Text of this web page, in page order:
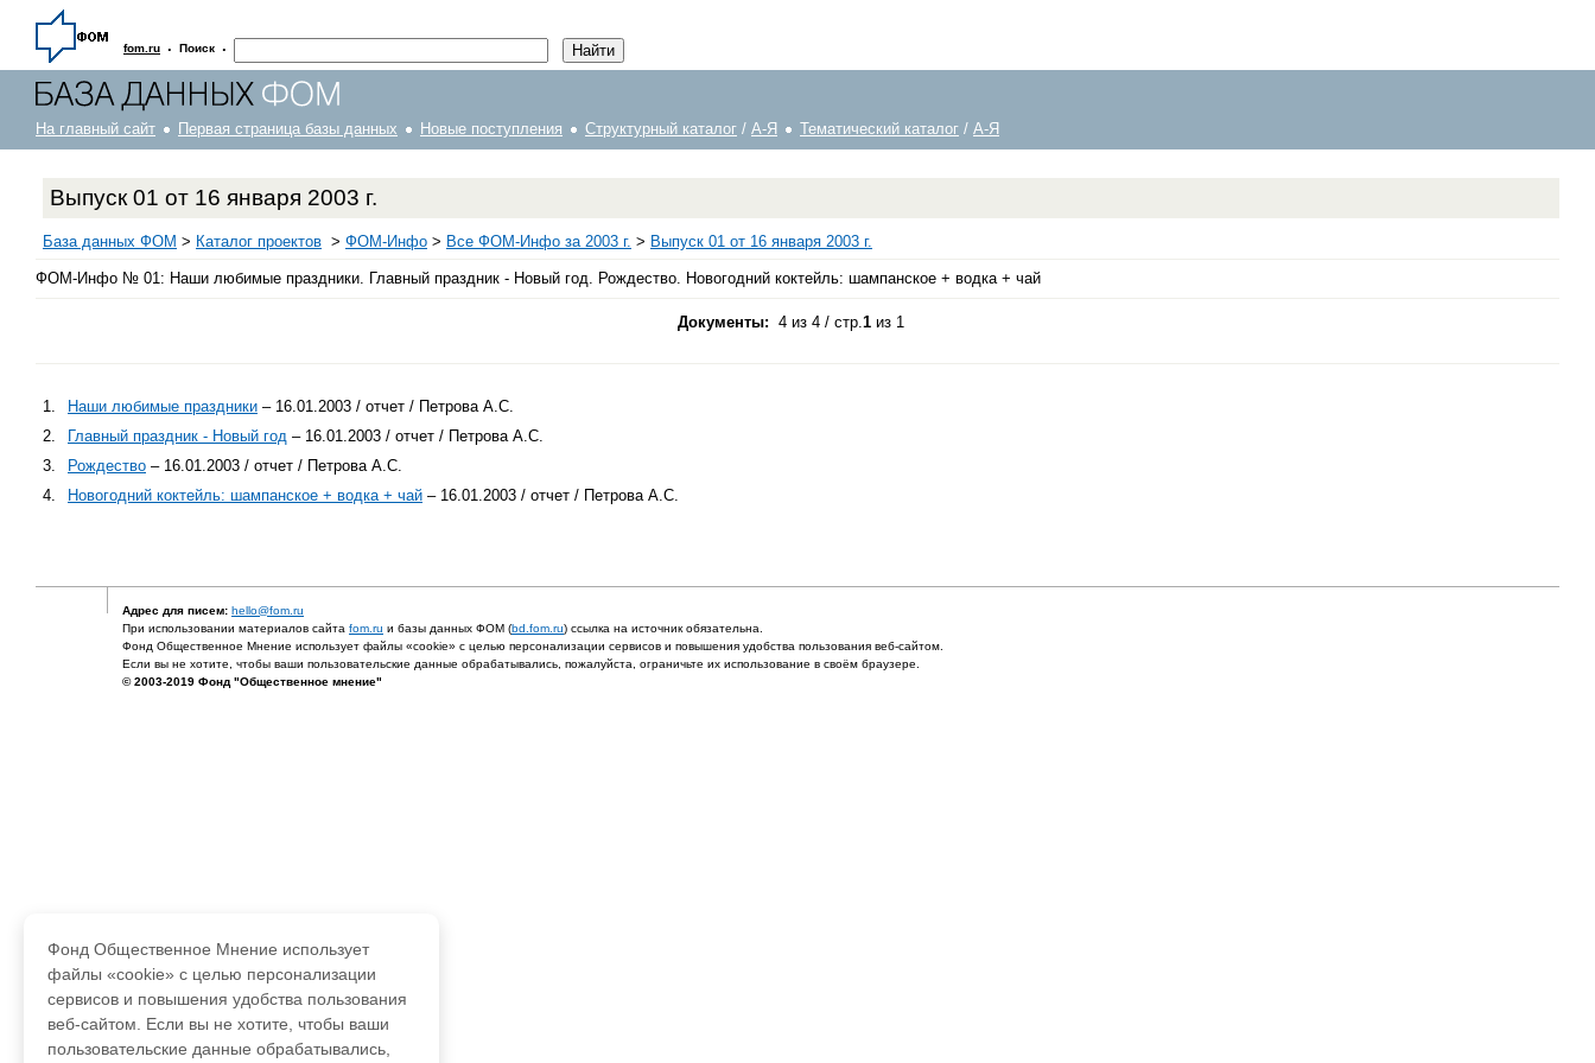
fom.ru · Поиск ·
На главный сайт Первая страница базы данных Новые поступления Структурный каталог / А-Я Тематический каталог / А-Я
Выпуск 01 от 16 января 2003 г.
База данных ФОМ > Каталог проектов > ФOM-Инфо > Все ФОМ-Инфо за 2003 г. > Выпуск 01 от 16 января 2003 г.
ФОМ-Инфо № 01: Наши любимые праздники. Главный праздник - Новый год. Рождество. Новогодний коктейль: шампанское + водка + чай
Документы: 4 из 4 / стр. 1из 1
1. Наши любимые праздники – 16.01.2003 / отчет / Петрова А.С.
2.
Главный праздник - Новый год – 16.01.2003 / отчет / Петрова А.С.
3.
Рождество – 16.01.2003 / отчет / Петрова А.С.
4.
Новогодний коктейль: шампанское + водка + чай – 16.01.2003 / отчет / Петрова А.С.
Адрес для писем: hello@fom.ru
При использовании материалов сайта fom.ru и базы данных ФОМ (bd.fom.ru) ссылка на источник обязательна.
Фонд Общественное Мнение использует файлы «cookie» с целью персонализации сервисов и повышения удобства пользования веб-сайтом.
Если вы не хотите, чтобы ваши пользовательские данные обрабатывались, пожалуйста, ограничьте их использование в своём браузере.
© 2003-2019 Фонд "Общественное мнение"
Фонд Общественное Мнение использует
файлы «cookie» с целью персонализации
сервисов и повышения удобства пользования
веб-сайтом. Если вы не хотите, чтобы ваши
пользовательские данные обрабатывались,